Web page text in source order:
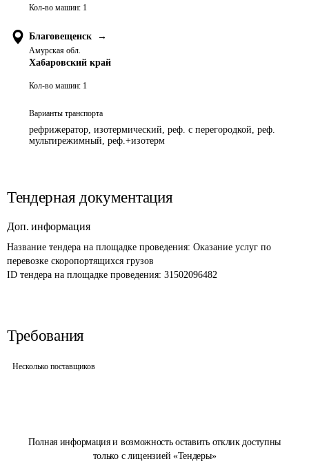
Полная информация и возможность оставить отклик доступны
только с лицензией «Тендеры»
Кол-во машин: 1
Благовещенск →
Амурская обл.
Хабаровский край
Кол-во машин: 1
Варианты транспорта
рефрижератор, изотермический, реф. с перегородкой, реф.
мультирежимный, реф.+изотерм
Тендерная документация
Доп. информация
Название тендера на площадке проведения: Оказание услуг по
перевозке скоропортящихся грузов
ID тендера на площадке проведения: 31502096482
Требования
Несколько поставщиков